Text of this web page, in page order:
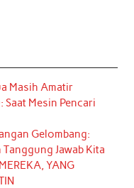
Masih Amatir
Saat Mesin Pencari
Gelombang:
Jawab Kita
YANG